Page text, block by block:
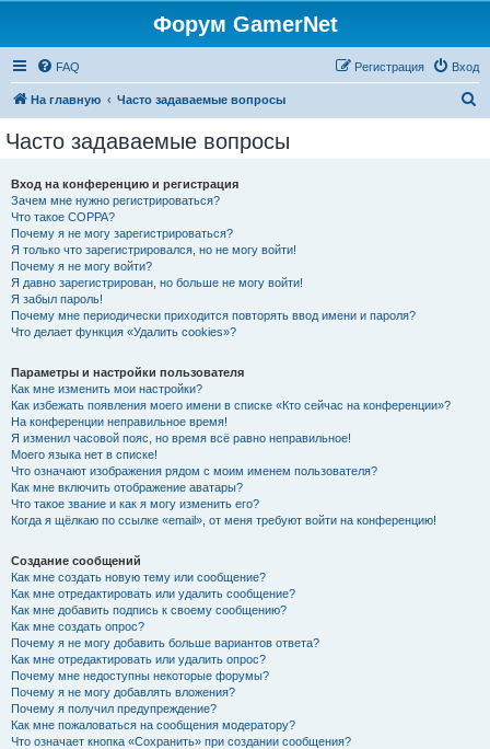
Форум GamerNet
FAQ Вход
Регистрация
На главную Часто задаваемые вопросы
Часто задаваемые вопросы
Вход на конференцию и регистрация
Зачем мне нужно регистрироваться?
Что такое COPPA?
Почему я не могу зарегистрироваться?
Я только что зарегистрировался, но не могу войти!
Почему я не могу войти?
Я давно зарегистрирован, но больше не могу войти!
Я забыл пароль!
Почему мне периодически приходится повторять ввод имени и пароля?
Что делает функция «Удалить cookies»?
Параметры и настройки пользователя
Как мне изменить мои настройки?
Как избежать появления моего имени в списке «Кто сейчас на конференции»?
На конференции неправильное время!
Я изменил часовой пояс, но время всё равно неправильное!
Моего языка нет в списке!
Что означают изображения рядом с моим именем пользователя?
Как мне включить отображение аватары?
Что такое звание и как я могу изменить его?
Когда я щёлкаю по ссылке «email», от меня требуют войти на конференцию!
Создание сообщений
Как мне создать новую тему или сообщение?
Как мне отредактировать или удалить сообщение?
Как мне добавить подпись к своему сообщению?
Как мне создать опрос?
Почему я не могу добавить больше вариантов ответа?
Как мне отредактировать или удалить опрос?
Почему мне недоступны некоторые форумы?
Почему я не могу добавлять вложения?
Почему я получил предупреждение?
Как мне пожаловаться на сообщения модератору?
Что означает кнопка «Сохранить» при создании сообщения?